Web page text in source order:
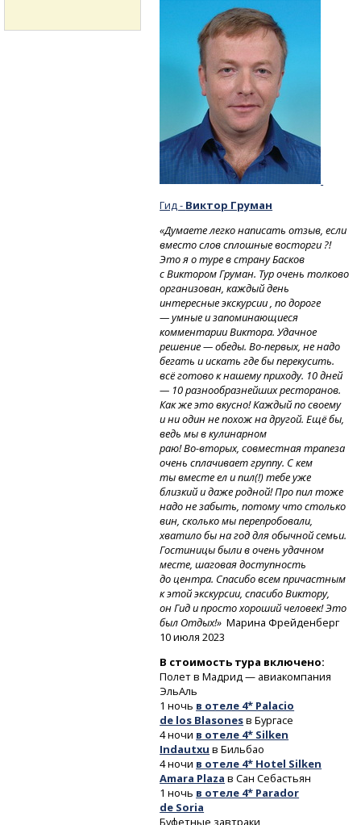
Гид - Виктор Груман
«Думаете легко написать отзыв, если
вместо слов сплошные восторги ?!
Это я о туре в страну Басков
с Виктором Груман. Тур очень толково
организован, каждый день
интересные экскурсии , по дороге
— умные и запоминающиеся
комментарии Виктора. Удачное
решение— обеды.Во-первых, не надо
бегать и искать где бы перекусить.
всё готово к нашему приходу. 10 дней
— 10 разнообразнейших ресторанов.
Как же это вкусно! Каждый по своему
и ни один не похож на другой. Ещё бы,
ведь мы в кулинарном
раю!Во-вторых, совместная трапеза
очень сплачивает группу. С кем
ты вместе ел и пил(!) тебе уже
близкий и даже родной! Про пил тоже
надо не забыть, потому что столько
вин, сколько мы перепробовали,
хватило бы на год для обычной семьи.
Гостиницы были в очень удачном
месте, шаговая доступность
до центра. Спасибо всем причастным
к этой экскурсии, спасибо Виктору,
он Гид и просто хороший человек! Это
был Отдых!» Марина Фрейденберг
10 июля 2023
В стоимость тура включено:
Полет в Мадрид — авиакомпания
ЭльАль
1 ночь в отеле 4* Palacio
de los Blasonesв Бургасе
4 ночи в отеле 4* Silken
Indautxu в Бильбао
4 ночи в отеле 4* Hotel Silken
Amara Plaza в Сан Себастьян
1 ночь в отеле 4* Parador
de Soria
Буфетные завтраки